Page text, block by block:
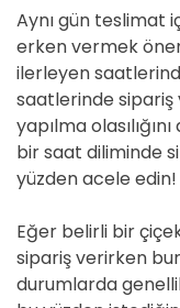
Aynı gün teslimat
erken vermek
ilerleyen
saatlerinde sipariş
yapılma
bir saat diliminde
yüzden acele edin!
Eğer belirli bir
sipariş verirken
durumlarda